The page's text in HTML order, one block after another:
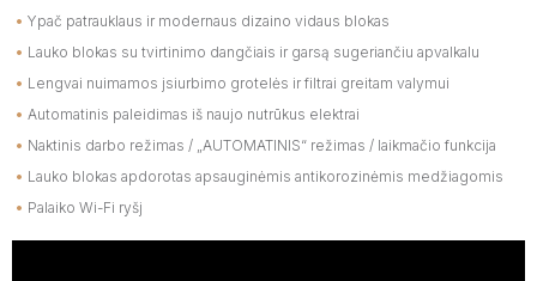
Ypač patrauklaus ir modernaus dizaino vidaus blokas
Lauko blokas su tvirtinimo dangčiais ir garsą sugeriančiu apvalkalu
Lengvai nuimamos jsiurbimo grotelės ir filtrai greitam valymui
Automatinis paleidimas iš naujo nutrūkus elektrai
Naktinis darbo režimas / „AUTOMATINIS“ režimas / laikmačio funkcija
Lauko blokas apdorotas apsauginėmis antikorozinėmis medžiagomis
Palaiko Wi-Fi ryšj